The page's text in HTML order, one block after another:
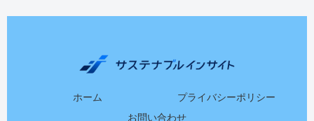
ホーム
プライバシーポリシー
お問い合わせ